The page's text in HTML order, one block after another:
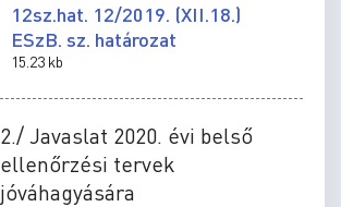
12sz.hat. 12/2019. (XII.18.)
ESzB. sz. határozat
15.23 kb
2./ Javaslat 2020. évi belső
ellenőrzési tervek
jóváhagyására